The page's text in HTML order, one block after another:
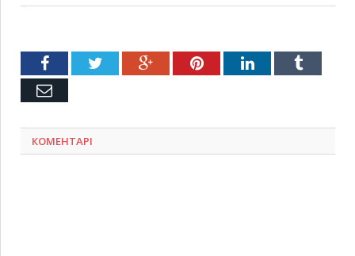
FacebookTwitter Google+PinterestLinkedInTumblr
Емейл
КОМЕНТАРІ